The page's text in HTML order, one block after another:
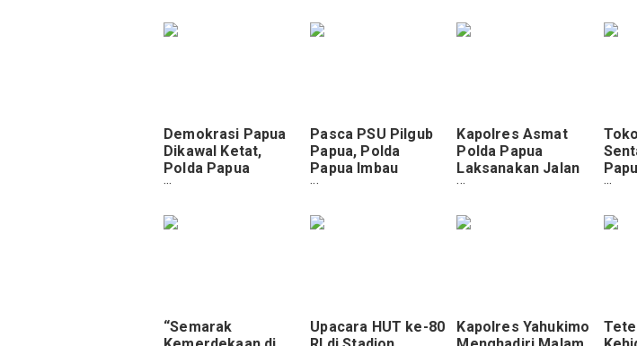
Demokrasi Papua
Dikawal Ketat,
Polda Papua
Tegaskan
Pilgub
Pasca PSU Pilgub
Papua, Polda
Papua Imbau
Masyarakat Jaga
Kapolres Asmat
Polda Papua
Laksanakan Jalan
Santai Bersama
Masyarakat Asmat
PSU
“Semarak
Upacara HUT ke-80
Kapolres Yahukimo